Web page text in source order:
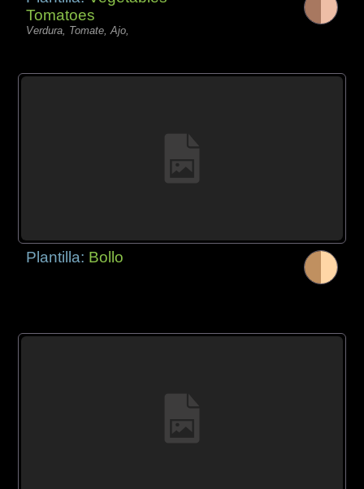
Tomatoes
Verdura, Tomate, Ajo,
Plantilla: Bollo